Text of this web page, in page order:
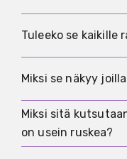
toisilla selkeämpi.
Yleensä ei.
lisääntymisestä.
Tuleeko se kaikille
Ei. Joillakin viivaa
ihotyyppi ja
Miksi se näkyy
Siihen vaikuttavat
taipumus,
Miksi sitä
on usein ruskea?